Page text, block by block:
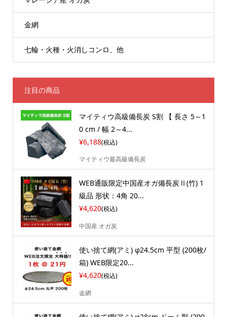
金網
七輪・火種・火消しコンロ、他
注目の商品
マイティウ高級備長炭 S割 【 長さ 5～1
0 cm / 幅 2～4...
¥6,188(税込)
マイティウ最高級備長炭
WEB通販限定中国産オガ備長炭Ⅱ(竹) 1
級品 形状：4角 20...
¥4,620(税込)
中国産 オガ炭
使い捨て網(アミ) φ24.5cm 平型 (200枚/
箱) WEB限定20...
¥4,620(税込)
金網